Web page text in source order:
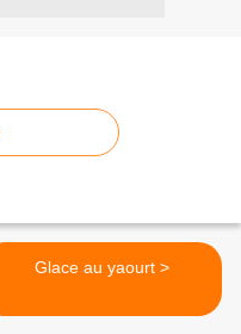
Glace au yaourt >